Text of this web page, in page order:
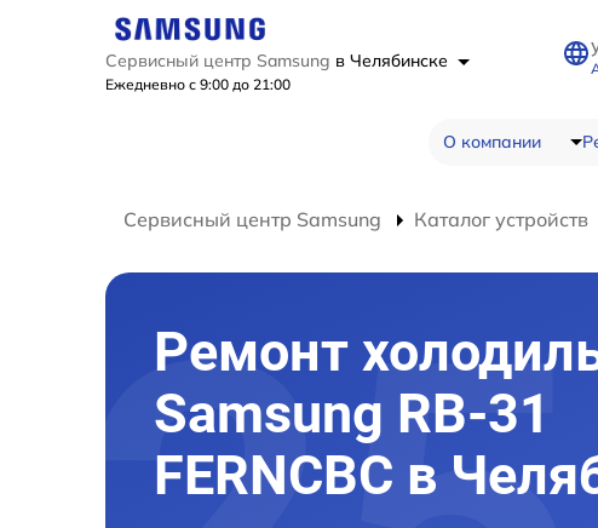
Сервисный центр Samsung в Челябинске
Ежедневно с 9:00 до 21:00
О компании
Сервисный центр Samsung Каталог устройств
Ремонт
Samsung RB-31
FERNCBC в